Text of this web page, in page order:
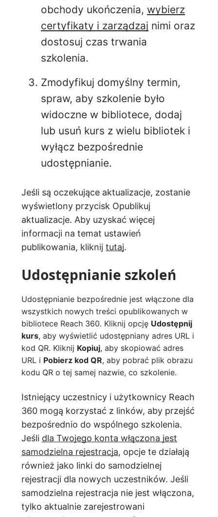
obchody ukończenia, wybierz
certyfikaty i zarządzaj nimi oraz
dostosuj czas trwania
szkolenia.
Zmodyfikuj domyślny termin,
spraw, aby szkolenie było
widoczne w bibliotece, dodaj
lub usuń kurs z wielu bibliotek i
wyłącz bezpośrednie
udostępnianie.
Jeśli są oczekujące aktualizacje, zostanie
wyświetlony przycisk Opublikuj
aktualizacje. Aby uzyskać więcej
informacji na temat ustawień
publikowania, kliknij tutaj.
Udostępnianie szkoleń
Udostępnianie bezpośrednie jest włączone dla
wszystkich nowych treści opublikowanych w
bibliotece Reach 360. Kliknij opcję Udostępnij
kurs, aby wyświetlić udostępniany adres URL i
kod QR. Kliknij Kopiuj, aby skopiować adres
URL i Pobierz kod QR, aby pobrać plik obrazu
kodu QR o tej samej nazwie, co szkolenie.
Istniejący uczestnicy i użytkownicy Reach
360 mogą korzystać z linków, aby przejść
bezpośrednio do wspólnego szkolenia.
Jeśli dla Twojego konta włączona jest
samodzielna rejestracja, opcje te działają
również jako linki do samodzielnej
rejestracji dla nowych uczestników. Jeśli
samodzielna rejestracja nie jest włączona,
tylko aktualnie zarejestrowani